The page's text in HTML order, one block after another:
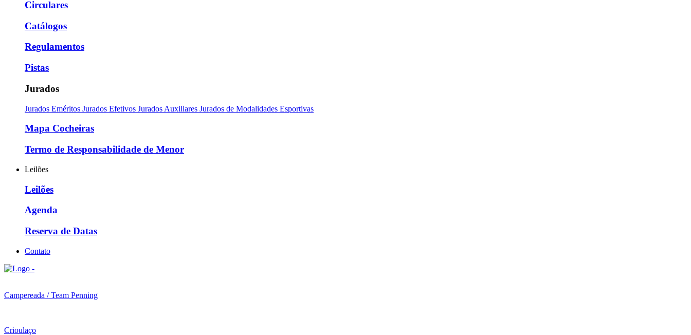
Circulares
Catálogos
Regulamentos
Pistas
Jurados
Jurados Eméritos Jurados Efetivos Jurados Auxiliares Jurados de Modalidades Esportivas
Mapa Cocheiras
Termo de Responsabilidade de Menor
Leilões
Leilões
Agenda
Reserva de Datas
Contato
Campereada / Team Penning
Crioulaço